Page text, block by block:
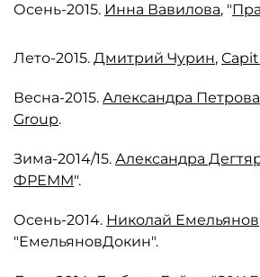
Осень-2015. Инна Вавилова, "
Лето-2015. Дмитрий Чурин,
Весна-2015. Александра Петрова
Group.
Зима-2014/15. Александра
ФРЕММ".
Осень-2014. Николай Емельянов
"ЕмельяновДокин".